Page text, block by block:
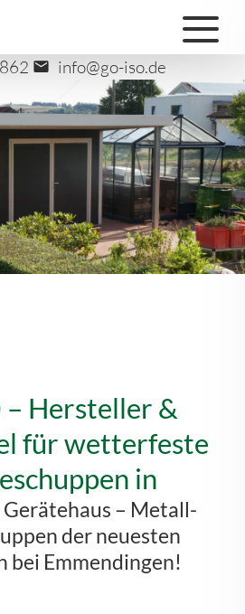
info@go-iso.de
– Hersteller &
für wetterfeste
in
Gerätehaus – Metall-
der neuesten
bei Emmendingen!